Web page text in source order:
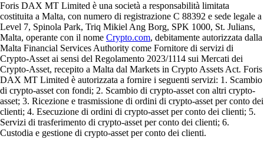
Foris DAX MT Limited è una società a responsabilità limitata
costituita a Malta, con numero di registrazione C 88392 e sede legale a
Level 7, Spinola Park, Triq Mikiel Ang Borg, SPK 1000, St. Julians,
Malta, operante con il nome Crypto.com, debitamente autorizzata dalla
Malta Financial Services Authority come Fornitore di servizi di
Crypto-Asset ai sensi del Regolamento 2023/1114 sui Mercati dei
Crypto-Asset, recepito a Malta dal Markets in Crypto Assets Act. Foris
DAX MT Limited è autorizzata a fornire i seguenti servizi: 1. Scambio
di crypto-asset con fondi; 2. Scambio di crypto-asset con altri crypto-
asset; 3. Ricezione e trasmissione di ordini di crypto-asset per conto dei
clienti; 4. Esecuzione di ordini di crypto-asset per conto dei clienti; 5.
Servizi di trasferimento di crypto-asset per conto dei clienti; 6.
Custodia e gestione di crypto-asset per conto dei clienti.